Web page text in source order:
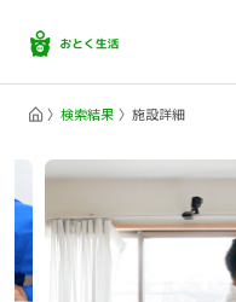
検索結果 施設詳細